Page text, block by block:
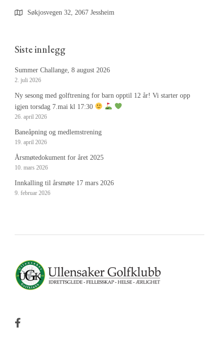
Søkjosvegen 32, 2067 Jessheim
Siste innlegg
Summer Challange, 8 august 2026
2. juli 2026
Ny sesong med golftrening for barn opptil 12 år! Vi starter opp
igjen torsdag 7.mai kl 17:30
26. april 2026
Baneåpning og medlemstrening
19. april 2026
Årsmøtedokument for året 2025
10. mars 2026
Innkalling til årsmøte 17 mars 2026
9. februar 2026